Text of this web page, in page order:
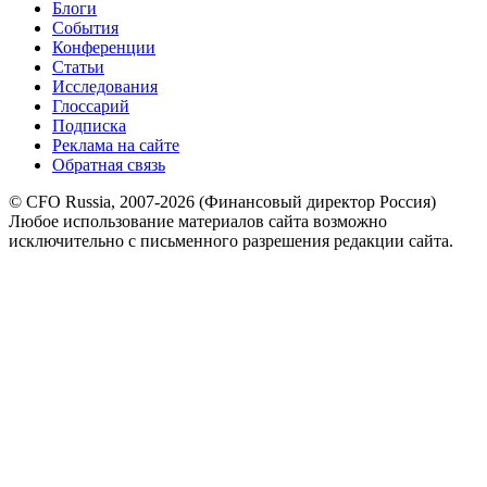
Блоги
События
Конференции
Статьи
Исследования
Глоссарий
Подписка
Реклама на сайте
Обратная связь
© CFO Russia, 2007-2026 (Финансовый директор Россия)
Любое использование материалов сайта возможно
исключительно с письменного разрешения редакции сайта.